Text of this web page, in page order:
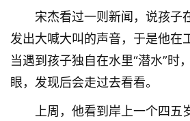
宋杰看过一则新闻，说孩子
发出大喊大叫的声音，于是他在
当遇到孩子独自在水里“潜水”时
眼，发现后会走过去看看。
上周，他看到岸上一个四五